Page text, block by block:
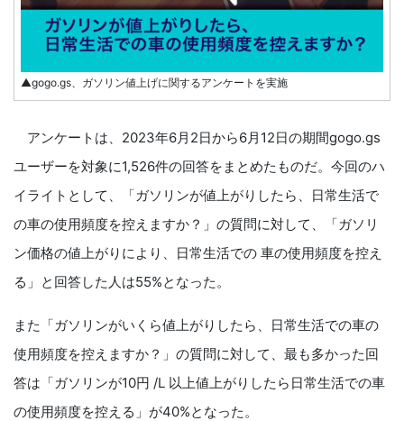
▲gogo.gs、ガソリン値上げに関するアンケートを実施
アンケートは、2023年6月2日から6月12日の期間gogo.gs
ユーザーを対象に1,526件の回答をまとめたものだ。今回のハ
イライトとして、「ガソリンが値上がりしたら、日常生活で
の車の使用頻度を控えますか？」の質問に対して、「ガソリ
ン価格の値上がりにより、日常生活での 車の使用頻度を控え
る」と回答した人は55%となった。
また「ガソリンがいくら値上がりしたら、日常生活での車の
使用頻度を控えますか？」の質問に対して、最も多かった回
答は「ガソリンが10円 /L 以上値上がりしたら日常生活での車
の使用頻度を控える」が40%となった。